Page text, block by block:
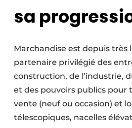
sa
Marchandise est depuis très
partenaire privilégié des
construction, de l’industrie,
et des pouvoirs publics pour
vente (neuf ou occasion) et
télescopiques, nacelles